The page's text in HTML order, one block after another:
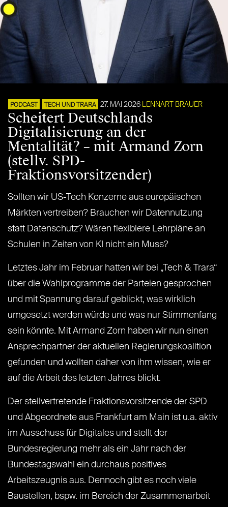
PODCAST TECH UND TRARA 27. MAI 2026 LENNART BRAUER
Scheitert Deutschlands
Digitalisierung an der
Mentalität? – mit Armand Zorn
(stellv. SPD-
Fraktionsvorsitzender)
Sollten wir US-Tech Konzerne aus europäischen
Märkten vertreiben? Brauchen wir Datennutzung
statt Datenschutz? Wären flexiblere Lehrpläne an
Schulen in Zeiten von KI nicht ein Muss?
Letztes Jahr im Februar hatten wir bei „Tech & Trara“
über die Wahlprogramme der Parteien gesprochen
und mit Spannung darauf geblickt, was wirklich
umgesetzt werden würde und was nur Stimmenfang
sein könnte. Mit Armand Zorn haben wir nun einen
Ansprechpartner der aktuellen Regierungskoalition
gefunden und wollten daher von ihm wissen, wie er
auf die Arbeit des letzten Jahres blickt.
Der stellvertretende Fraktionsvorsitzende der SPD
und Abgeordnete aus Frankfurt am Main ist u.a. aktiv
im Ausschuss für Digitales und stellt der
Bundesregierung mehr als ein Jahr nach der
Bundestagswahl ein durchaus positives
Arbeitszeugnis aus. Dennoch gibt es noch viele
Baustellen, bspw. im Bereich der Zusammenarbeit